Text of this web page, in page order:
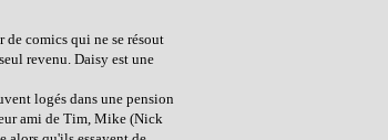
de comics qui ne se résout
revenu. Daisy est une
logés dans une pension
ami de Tim, Mike (Nick